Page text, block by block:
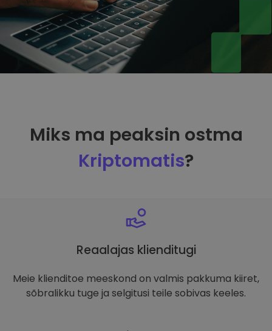
Miks ma peaksin ostma
Kriptomatis?
Reaalajas klienditugi
Meie klienditoe meeskond on valmis pakkuma kiiret,
sõbralikku tuge ja selgitusi teile sobivas keeles.